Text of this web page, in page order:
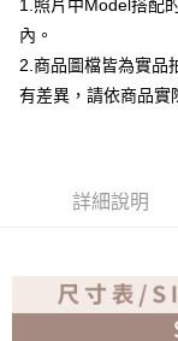
全家取貨付款
付款後全家取貨
免運費
1.照片中Model搭配
內。
2.商品圖檔皆為實品
有差異，請依商品實
詳細說明